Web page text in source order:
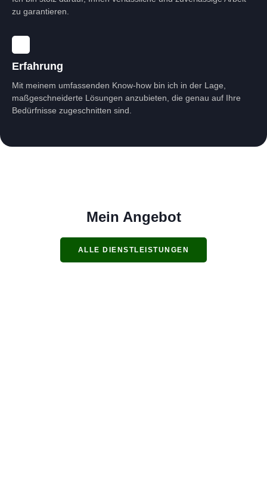
Erfahrung
Mit meinem umfassenden Know-how bin ich in der Lage,
maßgeschneiderte Lösungen anzubieten, die genau auf Ihre
Bedürfnisse zugeschnitten sind.
zu garantieren.
Mein Angebot
ALLE DIENSTLEISTUNGEN